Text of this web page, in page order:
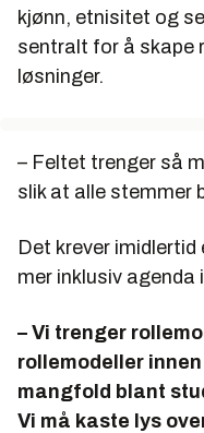
kjønn, etnisitet og
sentralt for å skape
løsninger.
– Feltet trenger så
slik at alle stemmer
Det krever imidlertid
mer inklusiv agenda
– Vi trenger
rollemodeller
mangfold blant
Vi må kaste lys